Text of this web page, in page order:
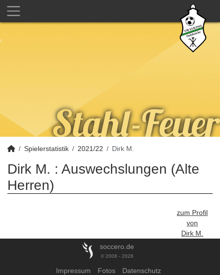
Spielerstatistik 2021/22 Dirk M.
Dirk M. : Auswechslungen (Alte
Herren)
zum Profil
von
Dirk M.
soccero.de
© 2006 - 2026
Impressum Fotos Datenschutz